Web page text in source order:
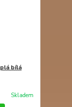
bílá
Skladem